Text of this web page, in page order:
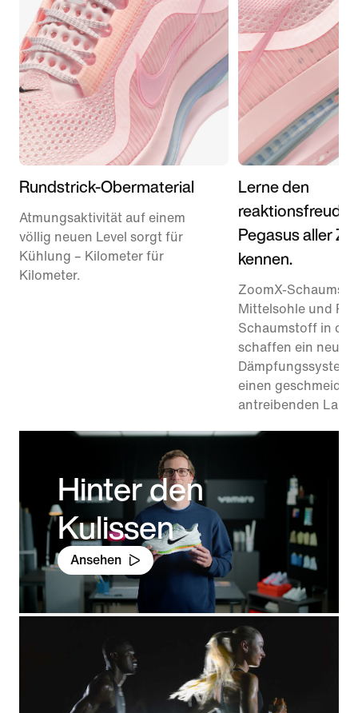
Rundstrick-Obermaterial
Atmungsaktivität auf einem
völlig neuen Level sorgt für
Kühlung – Kilometer für
Kilometer.
Lerne den
Pegasus aller
kennen.
ZoomX-
Mittelsohle und
Schaumstoff in der
schaffen ein neues
Dämpfungssystem
einen
antreibenden Lauf.
Hinter den
Kulissen
Ansehen